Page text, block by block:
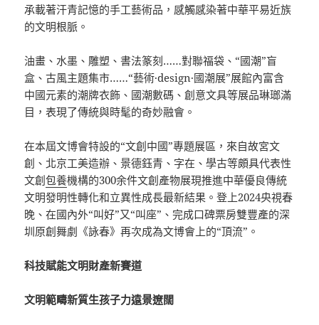
承載著汗青記憶的手工藝術品，感觸感染著中華平易近族
的文明根脈。
油畫、水墨、雕塑、書法篆刻……對聯福袋、“國潮”盲
盒、古風主題集市……“藝術·design·國潮展”展館內富含
中國元素的潮牌衣飾、國潮數碼、創意文具等展品琳瑯滿
目，表現了傳統與時髦的奇妙融會。
在本屆文博會特設的“文創中國”專題展區，來自故宮文
創、北京工美造辦、景德鈺青、字在、學古等頗具代表性
文創包養機構的300余件文創產物展現推進中華優良傳統
文明發明性轉化和立異性成長最新結果。登上2024央視春
晚、在國內外“叫好”又“叫座”、完成口碑票房雙豐產的深
圳原創舞劇《詠春》再次成為文博會上的“頂流”。
科技賦能文明財產新賽道
文明範疇新質生孩子力遠景遼闊